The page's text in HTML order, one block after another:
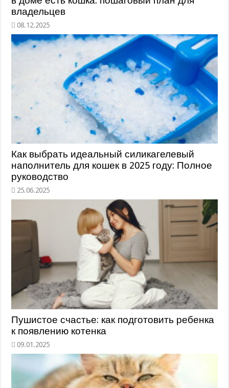
владельцев
Как выбрать идеальный силикагелевый
наполнитель для кошек в 2025 году: Полное
руководство
Пушистое счастье: как подготовить ребенка
к появлению котенка